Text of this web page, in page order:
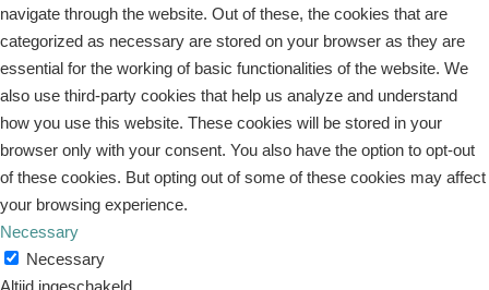
navigate through the website. Out of these, the cookies that are
categorized as necessary are stored on your browser as they are
essential for the working of basic functionalities of the website. We
also use third-party cookies that help us analyze and understand
how you use this website. These cookies will be stored in your
browser only with your consent. You also have the option to opt-out
of these cookies. But opting out of some of these cookies may affect
your browsing experience.
Necessary
Necessary